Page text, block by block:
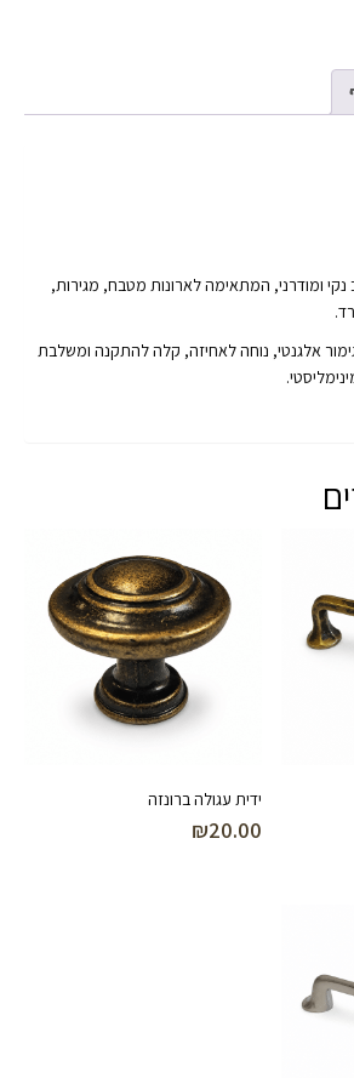
ומודרני, המתאימה לארונות מטבח, מגירות,
אלגנטי, נוחה לאחיזה, קלה להתקנה ומשלבת
ידית עגולה ברונזה
₪20.00